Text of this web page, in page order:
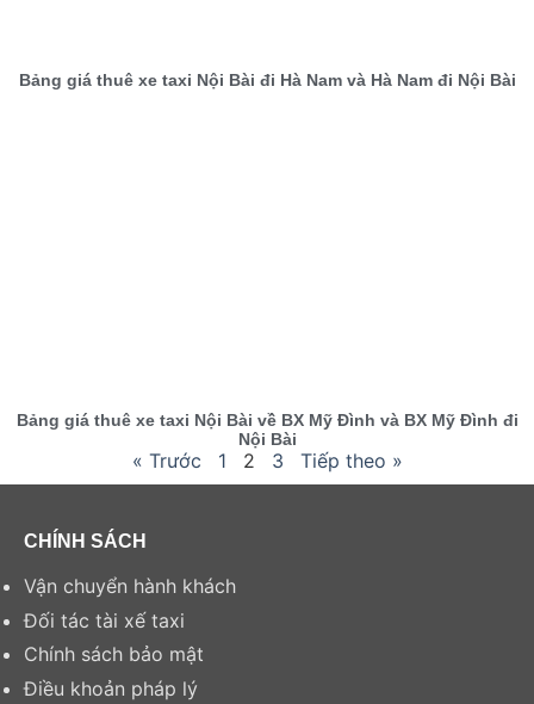
Bảng giá thuê xe taxi Nội Bài đi Hà Nam và Hà Nam đi Nội Bài
Bảng giá thuê xe taxi Nội Bài về BX Mỹ Đình và BX Mỹ Đình đi
Nội Bài
« Trước 1 2 3 Tiếp theo »
CHÍNH SÁCH
Vận chuyển hành khách
Đối tác tài xế taxi
Chính sách bảo mật
Điều khoản pháp lý